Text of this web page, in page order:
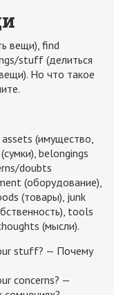
вещи), find
stuff (делиться
Но что такое
assets (имущество,
belongings
doubts
(оборудование),
(товары), junk
tools
(мысли).
stuff? — Почему
concerns? —